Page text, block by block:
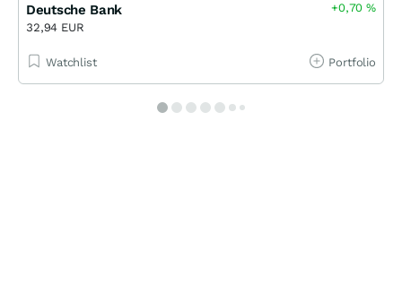
Deutsche Bank
32,94 EUR
+0,70%
Watchlist Portfolio